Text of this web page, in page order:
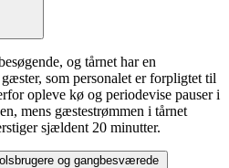
og tårnet har en
som personalet er forpligtet til
opleve kø og periodevise pauser i
mens gæstestrømmen i tårnet
sjældent 20 minutter.
og gangbesværede